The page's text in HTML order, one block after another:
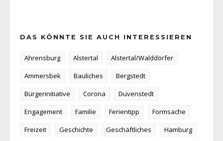
DAS KÖNNTE SIE AUCH INTERESSIEREN
Ahrensburg Alstertal
Alstertal/Walddörfer
Ammersbek
Bauliches
Bergstedt
Bürgerinitiative
Corona
Duvenstedt
Engagement
Familie Ferientipp
Formsache
Freizeit
Geschichte Geschäftliches
Hamburg